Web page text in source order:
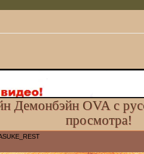
Демонбэйн OVA с
просмотра!